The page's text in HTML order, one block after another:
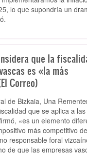
lo que supondría un
que la
es «la más
Correo)
de Bizkaia, Una
que se aplica a
«es un elemento
más competitivo
responsable foral
de que las empresas